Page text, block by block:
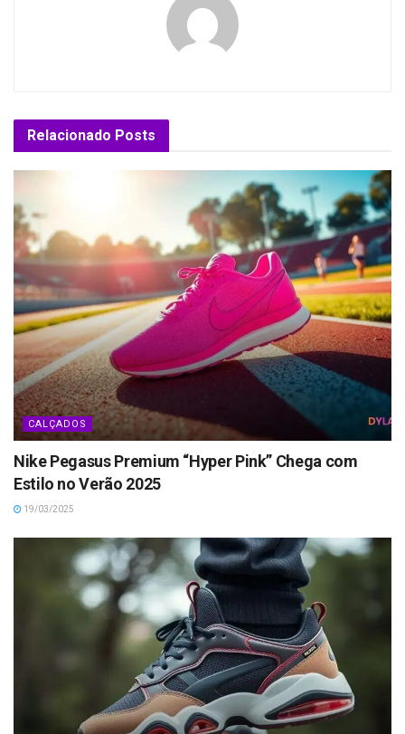
Relacionado Posts
CALÇADOS
Nike Pegasus Premium “Hyper Pink” Chega com
Estilo no Verão 2025
19/03/2025